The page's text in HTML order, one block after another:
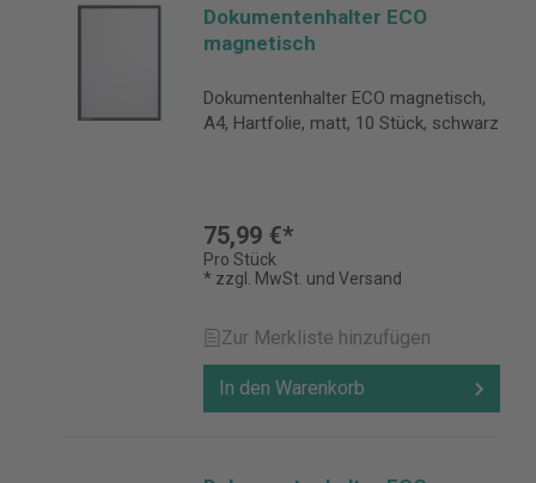
Dokumentenhalter ECO
magnetisch
Dokumentenhalter ECO magnetisch,
A4, Hartfolie, matt, 10 Stück, schwarz
75,99 €*
Pro Stück
* zzgl. MwSt. und Versand
Zur Merkliste hinzufügen
In den Warenkorb